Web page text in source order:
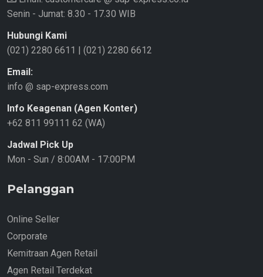
Senin - Jumat: 8.30 - 17.30 WIB
Hubungi Kami
(021) 2280 6611
(021) 2280 6612
Email:
info @ sap-express.com
Info Keagenan (Agen Konter)
+62 811 99111 62 (WA)
Jadwal Pick Up
Mon - Sun / 8:00AM - 17:00PM
Pelanggan
Online Seller
Corporate
Kemitraan Agen Retail
Agen Retail Terdekat